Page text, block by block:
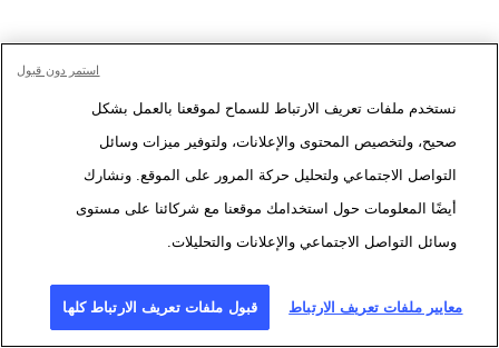
نستخدم ملفات تعريف الارتباط للسماح لموقعنا بالعمل بشكل
صحيح، ولتخصيص المحتوى والإعلانات، ولتوفير ميزات وسائل
التواصل الاجتماعي ولتحليل حركة المرور على الموقع. ونشارك
أيضًا المعلومات حول استخدامك موقعنا مع شركائنا على مستوى
وسائل التواصل الاجتماعي والإعلانات والتحليلات.
معايير ملفات تعريف الارتباط قبول ملفات تعريف الارتباط كلها
استمر دون قبول